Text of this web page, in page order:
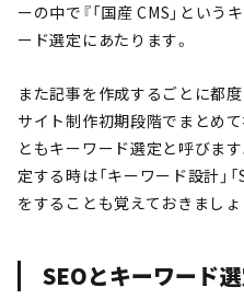
ーの中で『「国産 CMS」とい
ード選定にあたります。
また記事を作成するごとに都
サイト制作初期段階でまとめ
ともキーワード選定と呼びま
定する時は「キーワード設計」
をすることも覚えておきましょ
SEOとキーワード